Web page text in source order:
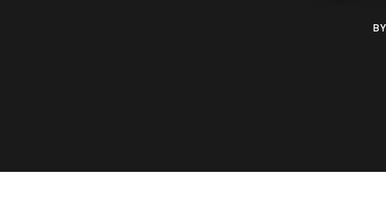
BY